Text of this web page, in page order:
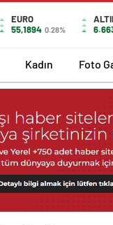
EURO
55,1894 0.28%
Kadın Foto